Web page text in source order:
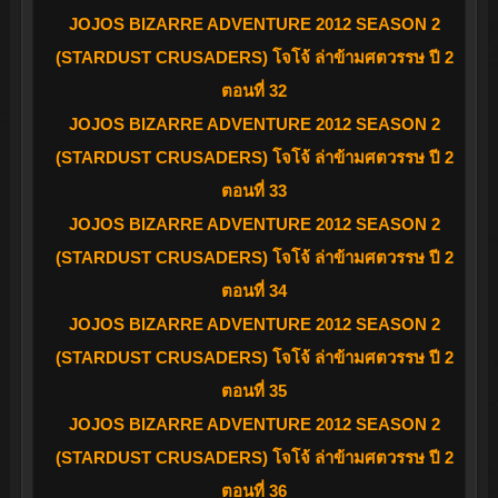
JOJOS BIZARRE ADVENTURE 2012 SEASON 2
(STARDUST CRUSADERS) โจโจ้ ล่าข้ามศตวรรษ ปี 2
ตอนที่ 32
JOJOS BIZARRE ADVENTURE 2012 SEASON 2
(STARDUST CRUSADERS) โจโจ้ ล่าข้ามศตวรรษ ปี 2
ตอนที่ 33
JOJOS BIZARRE ADVENTURE 2012 SEASON 2
(STARDUST CRUSADERS) โจโจ้ ล่าข้ามศตวรรษ ปี 2
ตอนที่ 34
JOJOS BIZARRE ADVENTURE 2012 SEASON 2
(STARDUST CRUSADERS) โจโจ้ ล่าข้ามศตวรรษ ปี 2
ตอนที่ 35
JOJOS BIZARRE ADVENTURE 2012 SEASON 2
(STARDUST CRUSADERS) โจโจ้ ล่าข้ามศตวรรษ ปี 2
ตอนที่ 36